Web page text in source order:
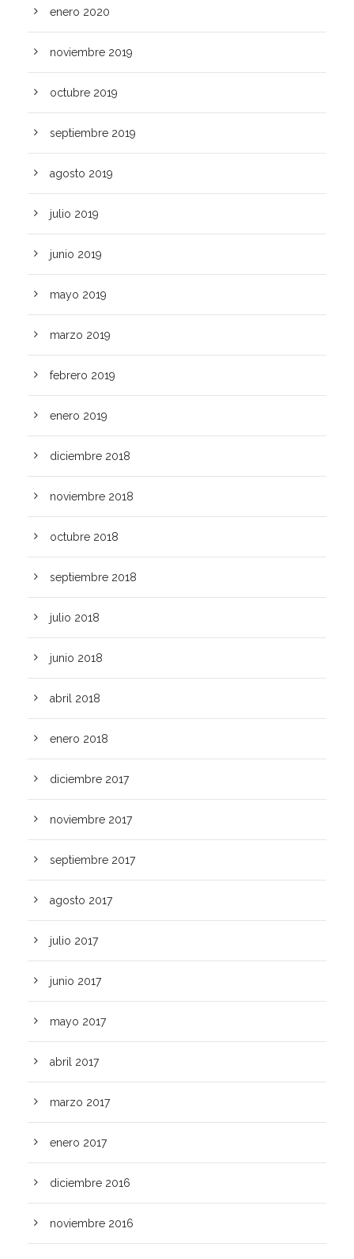
enero 2020
noviembre 2019
octubre 2019
septiembre 2019
agosto 2019
julio 2019
junio 2019
mayo 2019
marzo 2019
febrero 2019
enero 2019
diciembre 2018
noviembre 2018
octubre 2018
septiembre 2018
julio 2018
junio 2018
abril 2018
enero 2018
diciembre 2017
noviembre 2017
septiembre 2017
agosto 2017
julio 2017
junio 2017
mayo 2017
abril 2017
marzo 2017
enero 2017
diciembre 2016
noviembre 2016